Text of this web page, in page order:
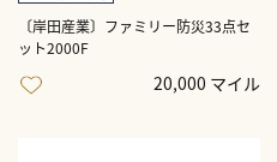
〔岸田産業〕ファミリー防災33点セ
ット2000F
20,000 マイル